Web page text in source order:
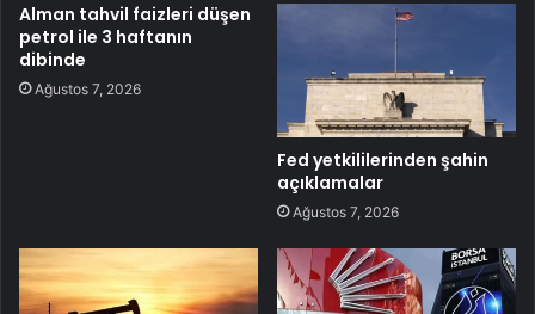
Alman tahvil faizleri düşen
petrol ile 3 haftanın
dibinde
Ağustos 7, 2026
Fed yetkililerinden şahin
açıklamalar
Ağustos 7, 2026